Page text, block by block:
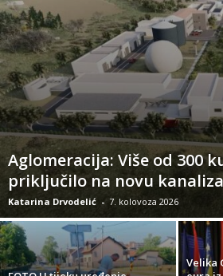
Aglomeracija: Više od 300
priključilo na novu
Katarina Drvodelić - 7. kolovoza 2026
Velika